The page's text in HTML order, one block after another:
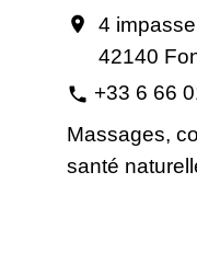
location_on
4
42140
phone +33 6 66
Massages,
santé